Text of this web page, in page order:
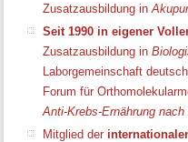
Zusatzausbildung in
Seit 1990 in eigener
Zusatzausbildung in
Laborgemeinschaft
Forum für
Anti-Krebs-Ernährung nach
Mitglied der